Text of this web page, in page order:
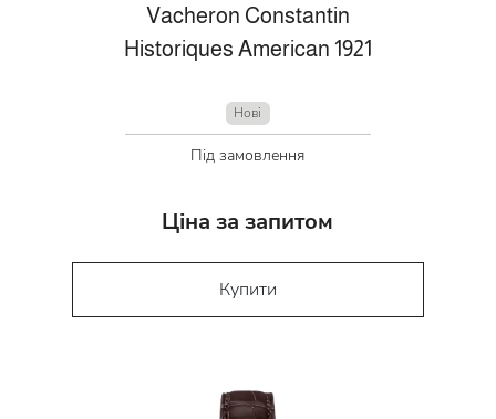
Vacheron Constantin
Historiques American 1921
Нові
Під замовлення
Ціна за запитом
Купити